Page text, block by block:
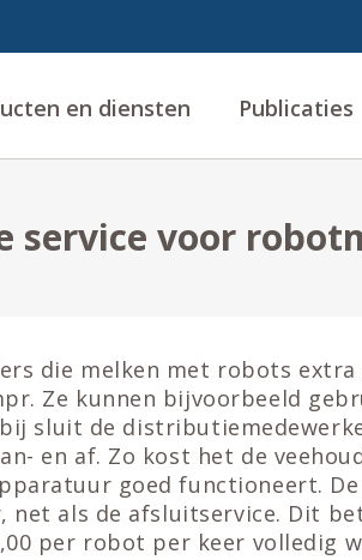
en diensten Publicaties
service voor
die melken met robots
Ze kunnen bijvoorbeeld
sluit de
en af. Zo kost het de
goed functioneert.
net als de afsluitservice. Dit
per robot per keer volledig